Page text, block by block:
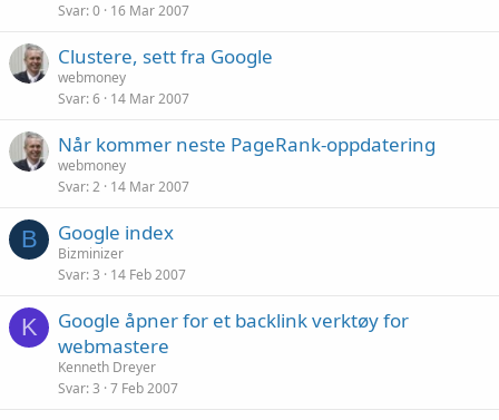
Svar 0 16 Mar 2007
Clustere, sett fra Google
webmoney
Svar 6 14 Mar 2007
Når kommer neste PageRank-oppdatering
webmoney
Svar 2 14 Mar 2007
B Google index
Bizminizer
Svar 3 14 Feb 2007
K
Google åpner for et backlink verktøy for
webmastere
Kenneth Dreyer
Svar 3 7 Feb 2007